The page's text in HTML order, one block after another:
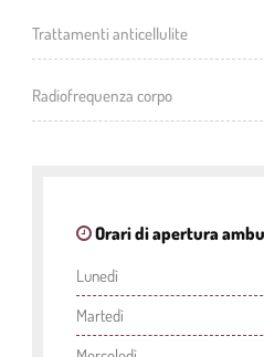
Trattamenti anticellulite
Radiofrequenza corpo
Orari di apertura
Lunedì
Martedì